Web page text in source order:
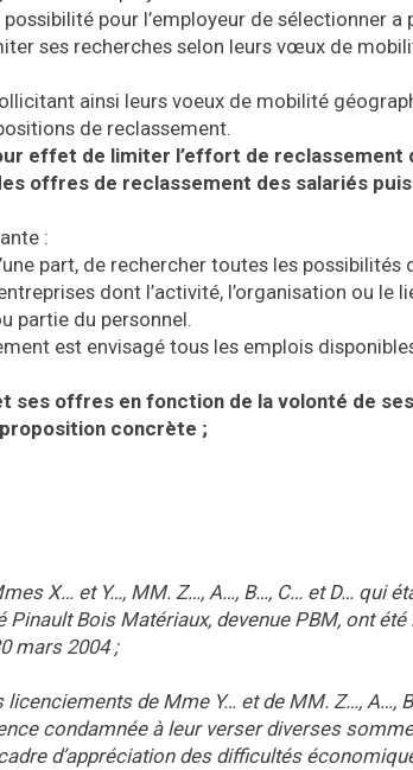
pour l’employeur de sélectionner a
ses recherches selon leurs vœux de
ainsi leurs voeux de mobilité
de reclassement.
effet de limiter l’effort de reclassement
offres de reclassement des salariés
:
part, de rechercher toutes les possibilités
dont l’activité, l’organisation ou le
partie du personnel.
est envisagé tous les emplois
offres en fonction de la volonté de
concrète ;
X… et Y…, MM. Z…, A…, B…, C… et D… qui
Bois Matériaux, devenue PBM, ont
mars 2004 ;
de Mme Y… et de MM. Z…, A…,
condamnée à leur verser diverses
d’appréciation des difficultés